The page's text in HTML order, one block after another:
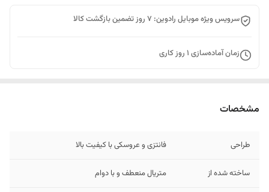
سرویس ویژه موبایل رادوین: 7 روز تضمین بازگشت کالا
زمان آماده‌سازی 1 روز کاری
مشخصات
طراحی فانتزی و عروسکی با کیفیت بالا
ساخته شده از متریال منعطف و با دوام